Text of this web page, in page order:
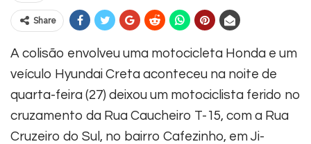
Share
A colisão envolveu uma motocicleta Honda e um
veículo Hyundai Creta aconteceu na noite de
quarta-feira (27) deixou um motociclista ferido no
cruzamento da Rua Caucheiro T-15, com a Rua
Cruzeiro do Sul, no bairro Cafezinho, em Ji-